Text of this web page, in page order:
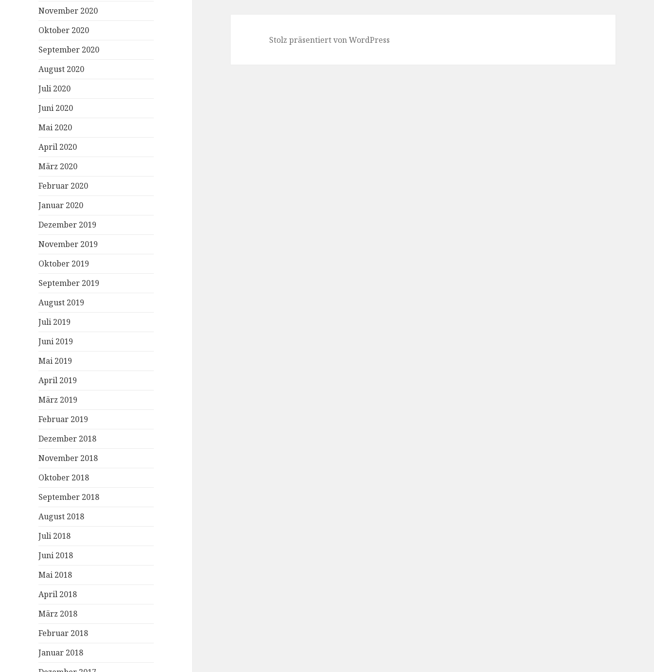
November 2020
Oktober 2020
September 2020
August 2020
Juli 2020
Juni 2020
Mai 2020
April 2020
März 2020
Februar 2020
Januar 2020
Dezember 2019
November 2019
Oktober 2019
September 2019
August 2019
Juli 2019
Juni 2019
Mai 2019
April 2019
März 2019
Februar 2019
Dezember 2018
November 2018
Oktober 2018
September 2018
August 2018
Juli 2018
Juni 2018
Mai 2018
April 2018
März 2018
Februar 2018
Januar 2018
Stolz präsentiert von WordPress